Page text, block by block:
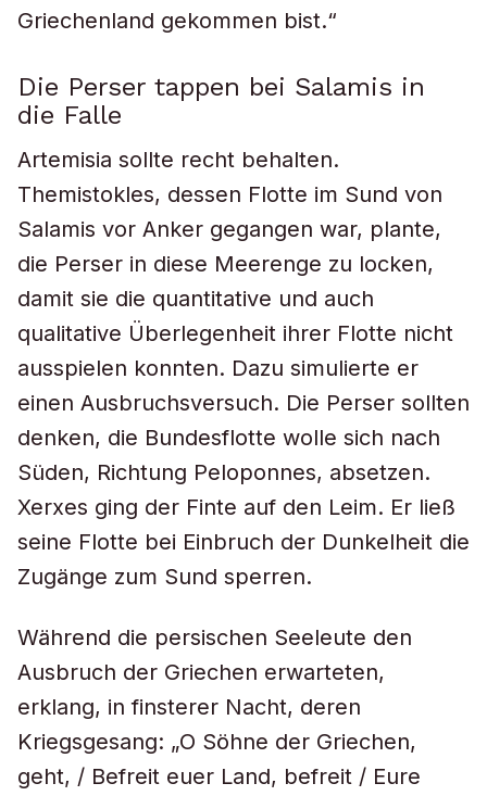
Griechenland gekommen bist.“
Die Perser tappen bei Salamis in
die Falle
Artemisia sollte recht behalten.
Themistokles, dessen Flotte im Sund von
Salamis vor Anker gegangen war, plante,
die Perser in diese Meerenge zu locken,
damit sie die quantitative und auch
qualitative Überlegenheit ihrer Flotte nicht
ausspielen konnten. Dazu simulierte er
einen Ausbruchsversuch. Die Perser sollten
denken, die Bundesflotte wolle sich nach
Süden, Richtung Peloponnes, absetzen.
Xerxes ging der Finte auf den Leim. Er ließ
seine Flotte bei Einbruch der Dunkelheit die
Zugänge zum Sund sperren.
Während die persischen Seeleute den
Ausbruch der Griechen erwarteten,
erklang, in finsterer Nacht, deren
Kriegsgesang: „O Söhne der Griechen,
geht, / Befreit euer Land, befreit / Eure